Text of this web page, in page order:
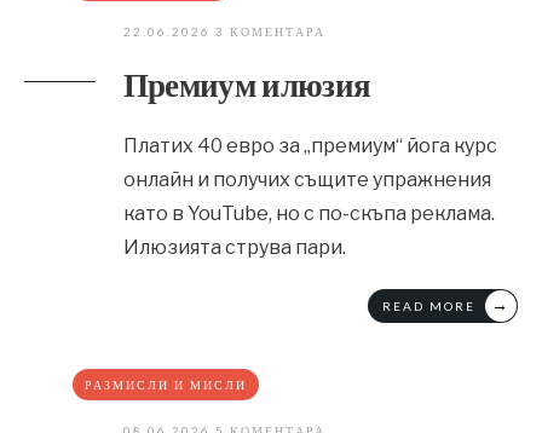
22.06.2026 3 КОМЕНТАРА
Премиум илюзия
Платих 40 евро за „премиум“ йога курс
онлайн и получих същите упражнения
като в YouTube, но с по-скъпа реклама.
Илюзията струва пари.
READ MORE →
РАЗМИСЛИ И МИСЛИ